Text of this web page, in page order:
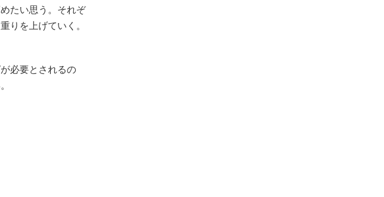
たい思う。それぞ
りを上げていく。
必要とされるの